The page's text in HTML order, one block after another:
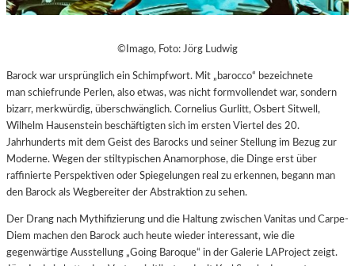
©Imago, Foto: Jörg Ludwig
Barock war ursprünglich ein Schimpfwort. Mit „barocco“ bezeichnete
man schiefrunde Perlen, also etwas, was nicht formvollendet war, sondern
bizarr, merkwürdig, überschwänglich. Cornelius Gurlitt, Osbert Sitwell,
Wilhelm Hausenstein beschäftigten sich im ersten Viertel des 20.
Jahrhunderts mit dem Geist des Barocks und seiner Stellung im Bezug zur
Moderne. Wegen der stiltypischen Anamorphose, die Dinge erst über
raffinierte Perspektiven oder Spiegelungen real zu erkennen, begann man
den Barock als Wegbereiter der Abstraktion zu sehen.
Der Drang nach Mythifizierung und die Haltung zwischen Vanitas und Carpe-
Diem machen den Barock auch heute wieder interessant, wie die
gegenwärtige Ausstellung „Going Baroque“ in der Galerie LAProject zeigt.